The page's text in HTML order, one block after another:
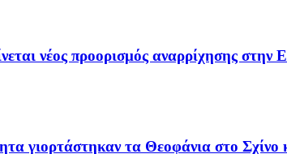
νέος προορισμός αναρρίχησης στην
γιορτάστηκαν τα Θεοφάνια στο